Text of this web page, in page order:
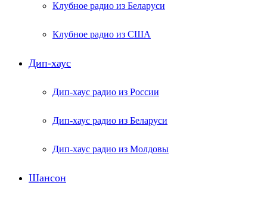
Клубное радио из Беларуси
Клубное радио из США
Дип-хаус
Дип-хаус радио из России
Дип-хаус радио из Беларуси
Дип-хаус радио из Молдовы
Шансон